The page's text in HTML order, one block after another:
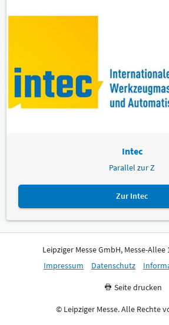
Intec
Parallel zur Z
Zur Intec
Leipziger Messe GmbH, Messe-Allee
Impressum
Datenschutz
Seite drucken
© Leipziger Messe. Alle Rechte